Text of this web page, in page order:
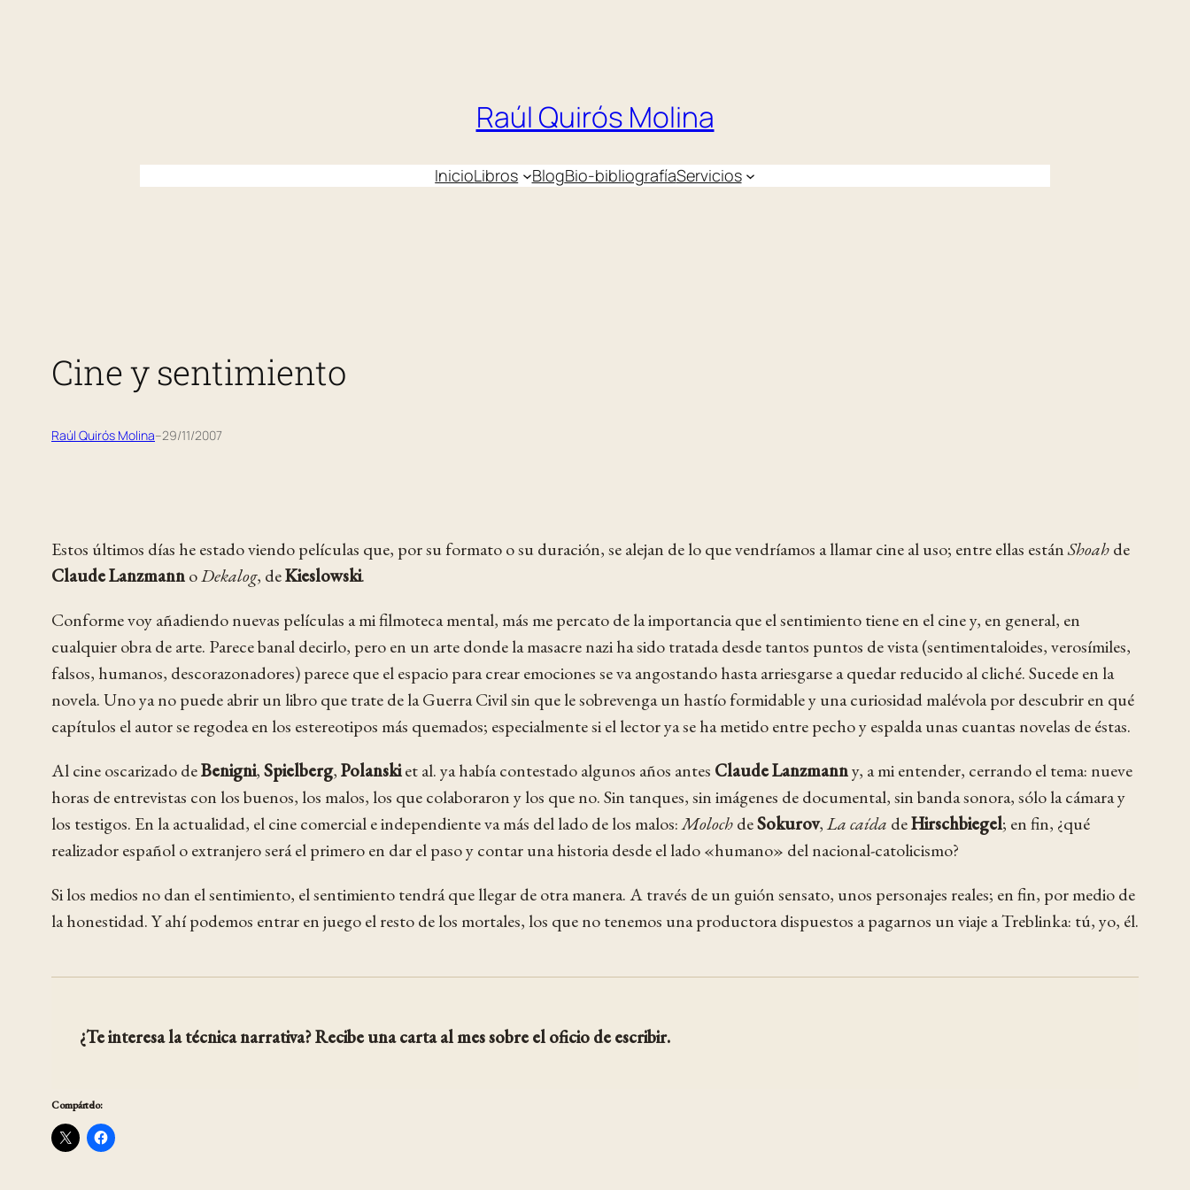
Raúl Quirós Molina
InicioLibros BlogBio-bibliografíaServicios
Cine y sentimiento
Raúl Quirós Molina–29/11/2007
Estos últimos días he estado viendo películas que, por su formato o su duración, se alejan de lo que vendríamos a llamar cine al uso; entre ellas estánShoahde
Claude LanzmannoDekalog, deKieslowski.
Conforme voy añadiendo nuevas películas a mi filmoteca mental, más me percato de la importancia que el sentimiento tiene en el cine y, en general, en
cualquier obra de arte. Parece banal decirlo, pero en un arte donde la masacre nazi ha sido tratada desde tantos puntos de vista (sentimentaloides, verosímiles,
falsos, humanos, descorazonadores) parece que el espacio para crear emociones se va angostando hasta arriesgarse a quedar reducido al cliché. Sucede en la
novela. Uno ya no puede abrir un libro que trate de la Guerra Civil sin que le sobrevenga un hastío formidable y una curiosidad malévola por descubrir en qué
capítulos el autor se regodea en los estereotipos más quemados; especialmente si el lector ya se ha metido entre pecho y espalda unas cuantas novelas de éstas.
Al cine oscarizado deBenigni,Spielberg,Polanskiet al. ya había contestado algunos años antes Claude Lanzmanny, a mi entender, cerrando el tema: nueve
horas de entrevistas con los buenos, los malos, los que colaboraron y los que no. Sin tanques, sin imágenes de documental, sin banda sonora, sólo la cámara y
los testigos. En la actualidad, el cine comercial e independiente va más del lado de los malos:MolochdeSokurov,La caída deHirschbiegel; en fin, ¿qué
realizador español o extranjero será el primero en dar el paso y contar una historia desde el lado «humano» del nacional-catolicismo?
Si los medios no dan el sentimiento, el sentimiento tendrá que llegar de otra manera. A través de un guión sensato, unos personajes reales; en fin, por medio de
la honestidad. Y ahí podemos entrar en juego el resto de los mortales, los que no tenemos una productora dispuestos a pagarnos un viaje a Treblinka: tú, yo, él.
¿Te interesa la técnica narrativa? Recibe una carta al mes sobre el oficio de escribir.
Compártelo: